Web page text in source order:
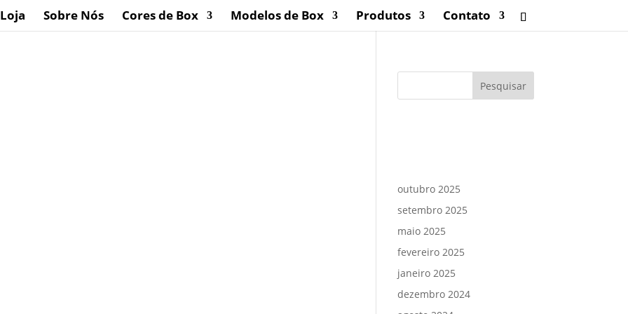
Loja Sobre Nós Cores de Box Modelos de Box Produtos Contato
outubro 2025
setembro 2025
maio 2025
fevereiro 2025
janeiro 2025
dezembro 2024